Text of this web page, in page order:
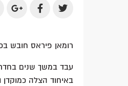
Share
Twitter
Share
Facebook
רומאן פיראס חובש
עבד במשך שנים
באיחוד הצלה